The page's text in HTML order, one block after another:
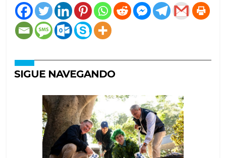
SIGUE NAVEGANDO